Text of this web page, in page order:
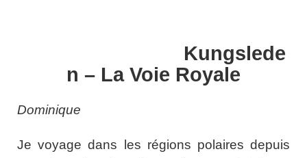
Kungslede
n – La Voie Royale
Dominique
Je voyage dans les régions polaires depuis